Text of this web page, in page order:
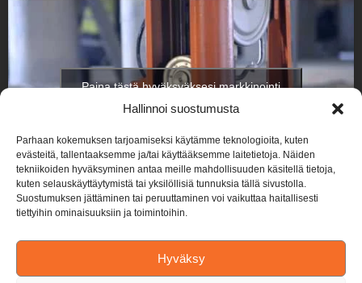
Hallinnoi suostumusta
Parhaan kokemuksen tarjoamiseksi käytämme teknologioita, kuten
evästeitä, tallentaaksemme ja/tai käyttääksemme laitetietoja. Näiden
tekniikoiden hyväksyminen antaa meille mahdollisuuden käsitellä tietoja,
kuten selauskäyttäytymistä tai yksilöllisiä tunnuksia tällä sivustolla.
Suostumuksen jättäminen tai peruuttaminen voi vaikuttaa haitallisesti
tiettyihin ominaisuuksiin ja toimintoihin.
Hyväksy
Paina tästä hyväksyäksesi markkinointi
evästeet ottaaksesi tämän sisällön käyttöön